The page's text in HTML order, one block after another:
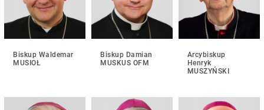
Biskup Waldemar
MUSIOŁ
Biskup Damian
MUSKUS OFM
Arcybiskup
Henryk
MUSZYŃSKI